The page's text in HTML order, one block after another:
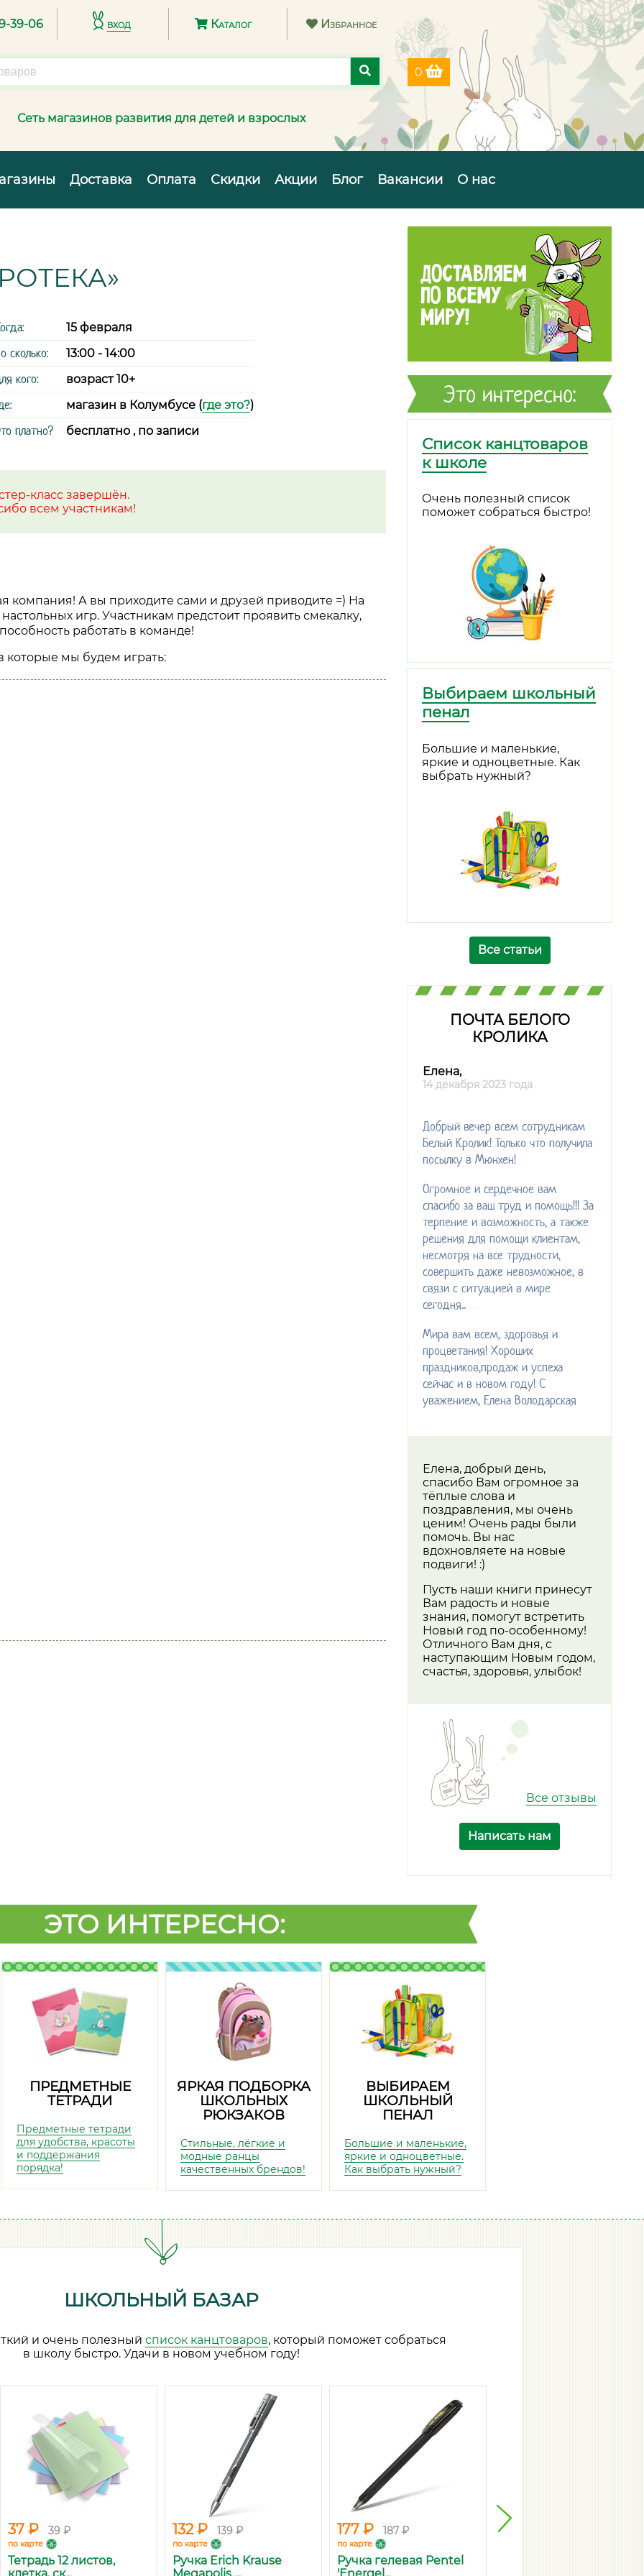
39-06 вход Каталог Избранное
0
Сеть магазинов развития для детей и взрослых
Доставка Оплата Скидки Акции Блог Вакансии О нас
15 февраля
сколько: 13:00 - 14:00
кого: возраст 10+
магазин в Колумбусе (где это?)
платно? бесплатно , по записи
класс завершён.
всем участникам!
компания! А вы приходите сами и друзей приводите =) На
игр. Участникам предстоит проявить смекалку,
работать в команде!
которые мы будем играть:
Это интересно:
Список канцтоваров
к школе
Очень полезный список
поможет собраться быстро!
Выбираем школьный
пенал
Большие и маленькие,
яркие и одноцветные. Как
выбрать нужный?
Все статьи
ПОЧТА БЕЛОГО
КРОЛИКА
Елена,
14 декабря 2023 года
Добрый вечер всем сотрудникам
Белый Кролик! Только что получила
посылку в Мюнхен!
Огромное и сердечное вам
спасибо за ваш труд и помощь!!! За
терпение и возможность, а также
решения для помощи клиентам,
несмотря на все трудности,
совершить даже невозможное, в
связи с ситуацией в мире
сегодня...
Мира вам всем, здоровья и
процветания! Хороших
праздников,продаж и успеха
сейчас и в новом году! С
уважением, Елена Володарская
Елена, добрый день,
спасибо Вам огромное за
тёплые слова и
поздравления, мы очень
ценим! Очень рады были
помочь. Вы нас
вдохновляете на новые
подвиги! :)
Пусть наши книги принесут
Вам радость и новые
знания, помогут встретить
Новый год по-особенному!
Отличного Вам дня, с
наступающим Новым годом,
счастья, здоровья, улыбок!
Все отзывы
Написать нам
ЭТО ИНТЕРЕСНО:
ПРЕДМЕТНЫЕ
ТЕТРАДИ
Предметные тетради
для удобства, красоты
и поддержания
порядка!
ЯРКАЯ ПОДБОРКА
ШКОЛЬНЫХ
РЮКЗАКОВ
Стильные, лёгкие и
модные ранцы
качественных брендов!
ВЫБИРАЕМ
ШКОЛЬНЫЙ
ПЕНАЛ
Большие и маленькие,
яркие и одноцветные.
Как выбрать нужный?
ШКОЛЬНЫЙ БАЗАР
и очень полезный список канцтоваров, который поможет собраться
в школу быстро. Удачи в новом учебном году!
37 ₽ 39 ₽
по карте
Тетрадь 12 листов,
132 ₽ 139 ₽
по карте
Ручка Erich Krause
177 ₽ 187 ₽
по карте
Ручка гелевая Pentel
118 ₽